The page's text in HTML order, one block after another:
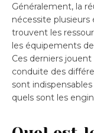
Généralement, la
nécessite
trouvent les
les équipements
Ces derniers
conduite des
sont
quels sont les